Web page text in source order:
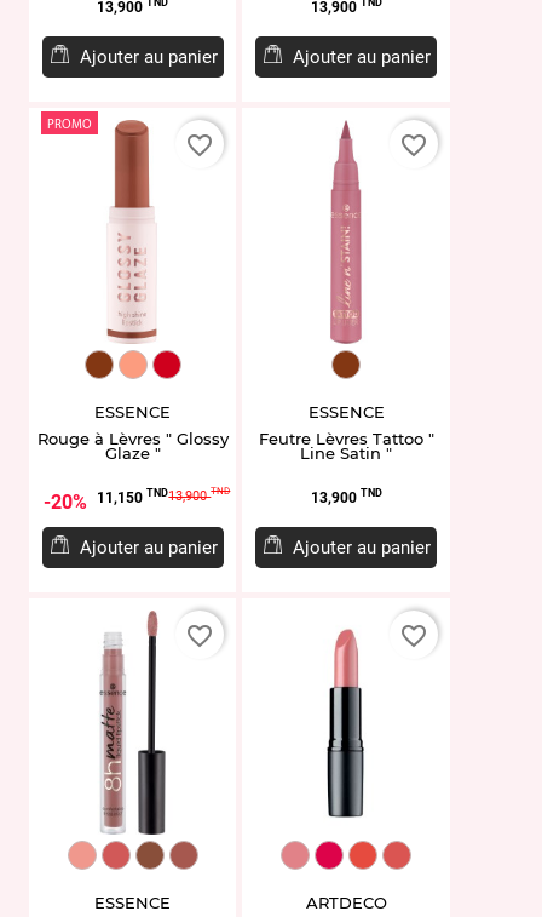
13,900 TND
Ajouter au panier
13,900 TND
Ajouter au panier
PROMO
EL952097.01
EL952098.02
EL952100.04
ESSENCE
Rouge à Lèvres " Glossy
Glaze "
20% Prix
11,150 TNDPrix
base
13,900TND
Ajouter au panier
favorite_border
EL951852.02
ESSENCE
Feutre Lèvres Tattoo "
Line Satin "
Prix
13,900 TND
Ajouter au panier
favorite_border
EL937168.04
EL940827.12
EL937165.01
EL949164.16
ESSENCE
favorite_border
ART134.165
ART134.173
ART134.113
ART134.114
ARTDECO
favorite_border